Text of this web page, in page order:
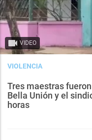
VIDEO
VIOLENCIA
Tres maestras
Bella Unión y el
horas